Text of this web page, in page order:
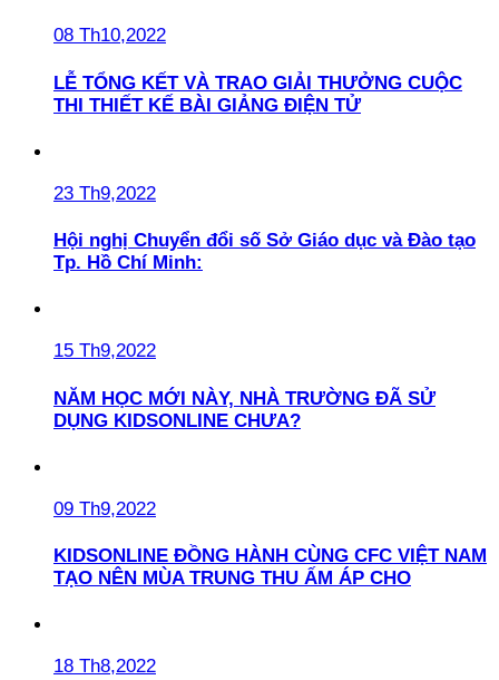
08 Th10,2022
LỄ TỔNG KẾT VÀ TRAO GIẢI THƯỞNG CUỘC
THI THIẾT KẾ BÀI GIẢNG ĐIỆN TỬ
23 Th9,2022
Hội nghị Chuyển đổi số Sở Giáo dục và Đào tạo
Tp. Hồ Chí Minh:
15 Th9,2022
NĂM HỌC MỚI NÀY, NHÀ TRƯỜNG ĐÃ SỬ
DỤNG KIDSONLINE CHƯA?
09 Th9,2022
KIDSONLINE ĐỒNG HÀNH CÙNG CFC VIỆT NAM
TẠO NÊN MÙA TRUNG THU ẤM ÁP CHO
18 Th8,2022